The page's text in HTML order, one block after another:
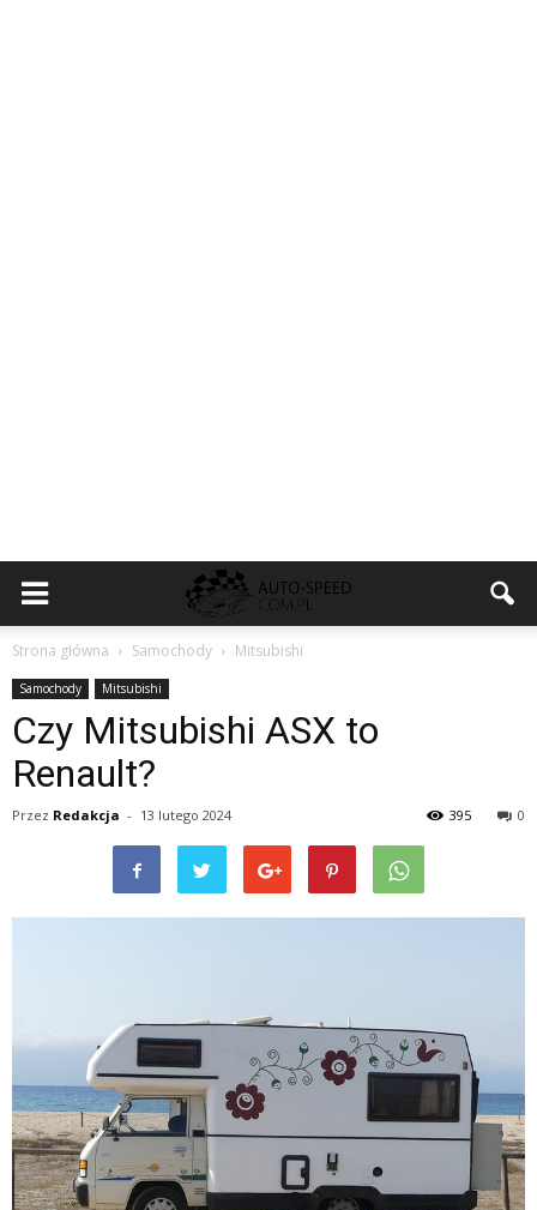
Strona główna Samochody Mitsubishi
Samochody Mitsubishi
Czy Mitsubishi ASX to
Renault?
Przez Redakcja - 13 lutego 2024 0
395